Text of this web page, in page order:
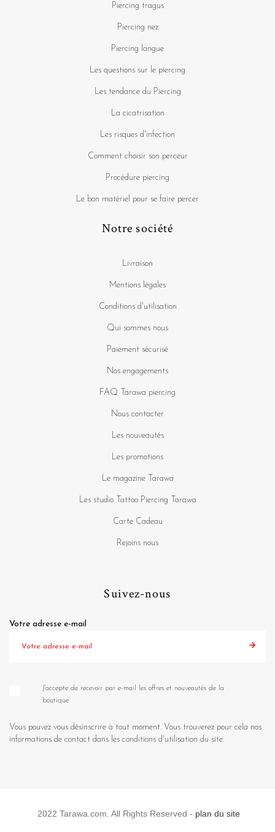
Piercing tragus
Piercing nez
Piercing langue
Les questions sur le piercing
Les tendance du Piercing
La cicatrisation
Les risques d'infection
Comment choisir son perceur
Procédure piercing
Le bon matériel pour se faire percer
Notre société
Livraison
Mentions légales
Conditions d'utilisation
Qui sommes nous
Paiement sécurisé
Nos engagements
FAQ Tarawa piercing
Nous contacter
Les nouveautés
Les promotions
Le magazine Tarawa
Les studio Tattoo Piercing Tarawa
Carte Cadeau
Rejoins nous
Suivez-nous
Votre adresse e-mail
J'accepte de recevoir par e-mail les offres et nouveautés de la
boutique
Vous pouvez vous désinscrire à tout moment. Vous trouverez pour cela nos
informations de contact dans les conditions d'utilisation du site.
2022 Tarawa.com. All Rights Reserved - plan du site